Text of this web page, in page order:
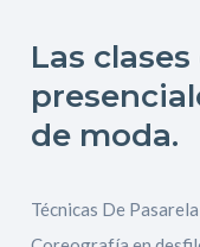
Las
de moda.
Técnicas De Pasarela